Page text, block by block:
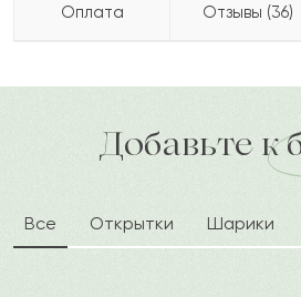
Оплата Отзывы (36)
доставка по городу в течение
А Алма
Д Джамил
Добавьте к
Все Открытки Шарики